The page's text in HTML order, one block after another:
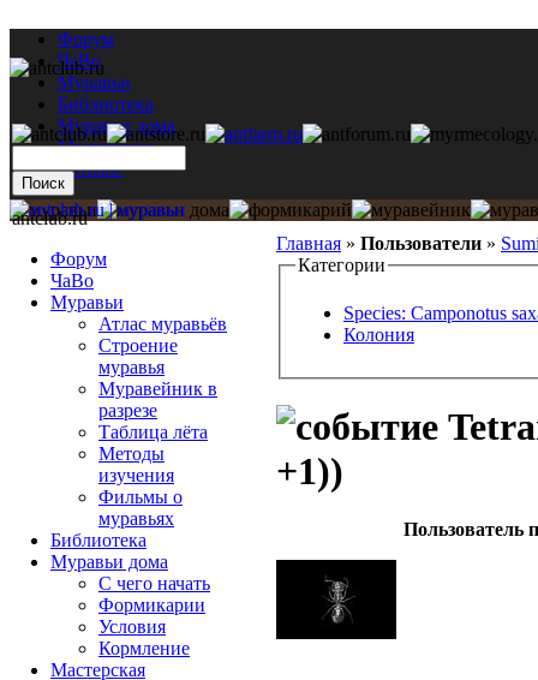
Форум
ЧаВо
Муравьи
Библиотека
Муравьи дома
Мастерская
Каталог
Главная » Пользователи »
Категории
Species: Camponotus
Колония
+1))
Пользователь
antclub.ru
Форум
ЧаВо
Муравьи
Атлас муравьёв
Строение
муравья
Муравейник в
разрезе
Таблица лёта
Методы
изучения
Фильмы о
муравьях
Библиотека
Муравьи дома
С чего начать
Формикарии
Условия
Кормление
Мастерская